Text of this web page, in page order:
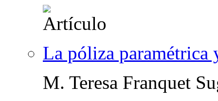
La póliza paramétrica
M. Teresa Franquet